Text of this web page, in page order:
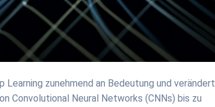
zunehmend an Bedeutung und verändert
Convolutional Neural Networks (CNNs) bis zu